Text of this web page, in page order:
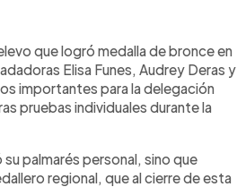
que logró medalla de bronce en
Elisa Funes, Audrey Deras y
importantes para la delegación
pruebas individuales durante la
palmarés personal, sino que
regional, que al cierre de esta